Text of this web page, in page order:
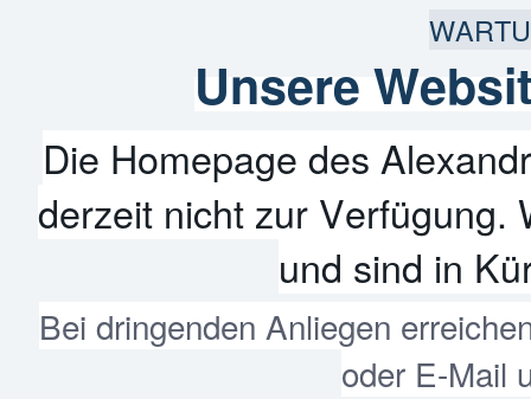
Unsere
Die Homepage des
derzeit nicht zur Verfügung.
und sind in
Bei dringenden Anliegen
oder E-Mail